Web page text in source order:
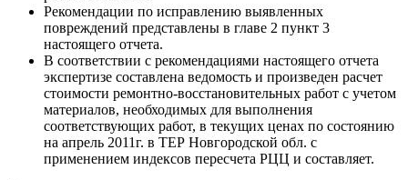
Рекомендации по исправлению выявленных
повреждений представлены в главе 2 пункт 3
настоящего отчета.
В соответствии с рекомендациями настоящего отчета
экспертизе составлена ведомость и произведен расчет
стоимости ремонтно-восстановительных работ с учетом
материалов, необходимых для выполнения
соответствующих работ, в текущих ценах по состоянию
на апрель 2011г. в ТЕР Новгородской обл. с
применением индексов пересчета РЦЦ и составляет.